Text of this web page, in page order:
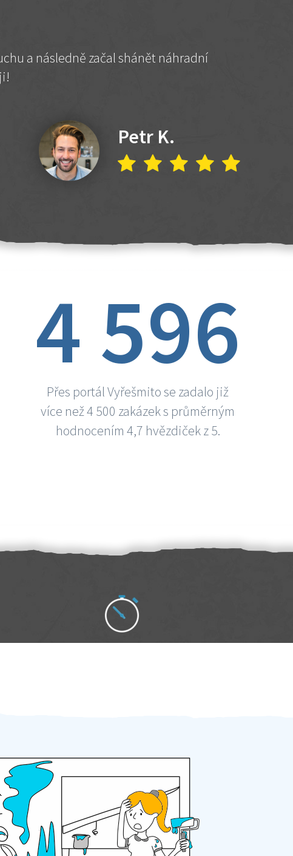
a následně začal shánět náhradní
Petr K.
4 596
Přes portál Vyřešmito se zadalo již
více než 4 500 zakázek s průměrným
hodnocením 4,7 hvězdiček z 5.